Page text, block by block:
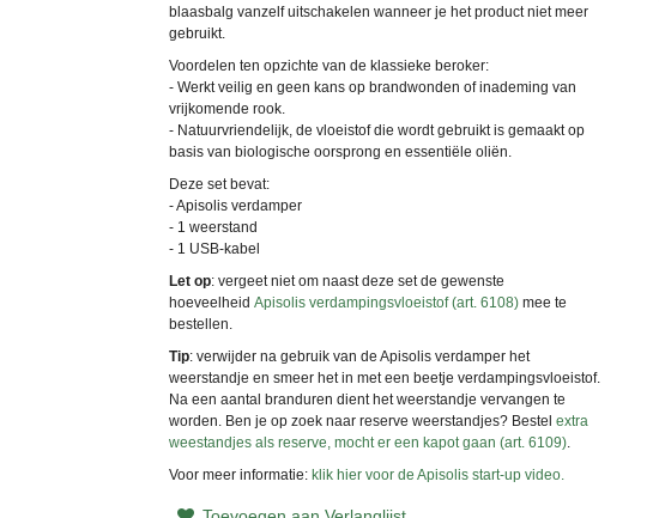
blaasbalg vanzelf uitschakelen wanneer je het product niet meer
gebruikt.
Voordelen ten opzichte van de klassieke beroker:
- Werkt veilig en geen kans op brandwonden of inademing van
vrijkomende rook.
- Natuurvriendelijk, de vloeistof die wordt gebruikt is gemaakt op
basis van biologische oorsprong en essentiële oliën.
Deze set bevat:
- Apisolis verdamper
- 1 weerstand
- 1 USB-kabel
Let op: vergeet niet om naast deze set de gewenste
hoeveelheid Apisolis verdampingsvloeistof (art. 6108)mee te
bestellen.
Tip: verwijder na gebruik van de Apisolis verdamper het
weerstandje en smeer het in met een beetje verdampingsvloeistof.
Na een aantal branduren dient het weerstandje vervangen te
worden. Ben je op zoek naar reserve weerstandjes? Bestel extra
weestandjes als reserve, mocht er een kapot gaan (art. 6109).
Voor meer informatie: klik hier voor de Apisolis start-up video.